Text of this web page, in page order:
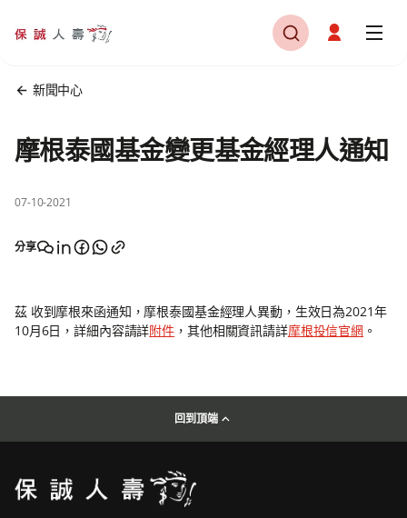
新聞中心
摩根泰國基金變更基金經理人通知
07-10-2021
分享
茲 收到摩根來函通知，摩根泰國基金經理人異動，生效日為2021年
10月6日，詳細內容請詳附件 ，其他相關資訊請詳摩根投信官網。
回到頂端